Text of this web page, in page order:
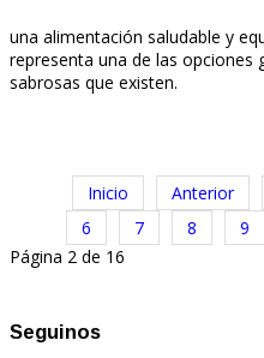
una alimentación saludable y
representa una de las opciones
sabrosas que existen.
Inicio Anterior
6
7 8 9
Página 2 de 16
Seguinos